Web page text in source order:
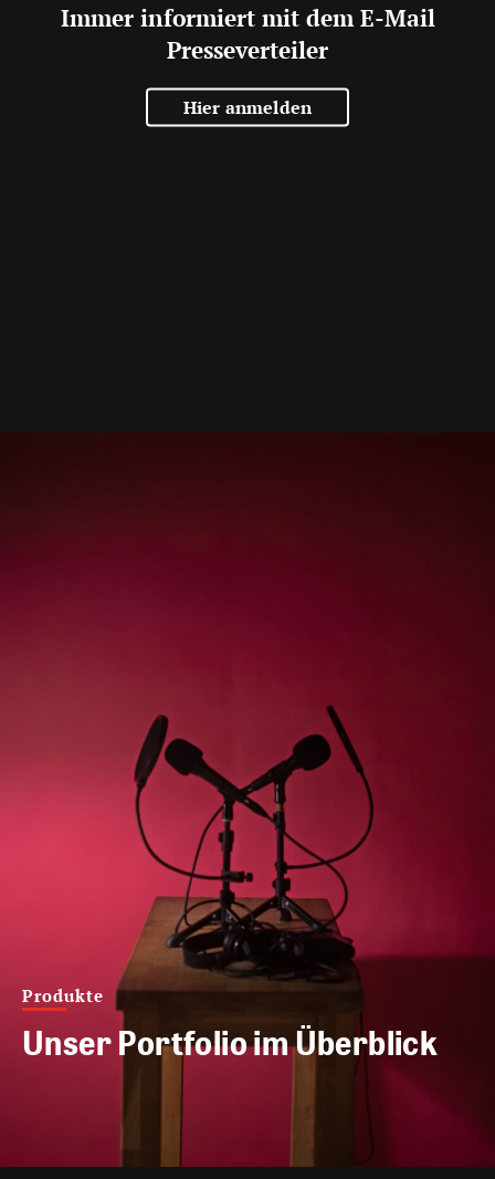
Immer informiert mit dem E-Mail
Presseverteiler
Hier anmelden
Produkte
Unser Portfolio im Überblick